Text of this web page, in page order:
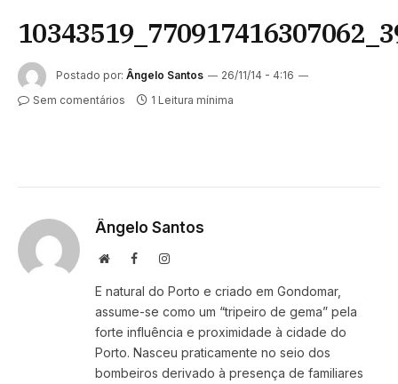
Postado por: Ângelo Santos
26/11/14 - 4:16
Sem comentários
1 Leitura mínima
Ângelo Santos
WebsiteFacebookInstagram
E natural do Porto e criado em Gondomar,
assume-se como um “tripeiro de gema” pela
forte influência e proximidade à cidade do
Porto. Nasceu praticamente no seio dos
bombeiros derivado à presença de familiares